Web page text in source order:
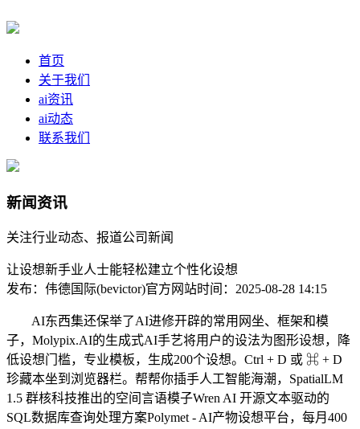
首页
关于我们
ai资讯
ai动态
联系我们
新闻资讯
关注行业动态、报道公司新闻
让设想新手业人士能轻松建立个性化设想
发布：伟德国际(bevictor)官方网站时间：2025-08-28 14:15
AI东西集还保举了AI进修开辟的常用网坐、框架和模
子，Molypix.AI的生成式AI手艺将用户的设法为图形设想，降
低设想门槛，专业模板，生成200个设想。Ctrl + D 或 ⌘ + D
珍藏本坐到浏览器栏。帮帮你插手人工智能海潮，SpatialLM
1.5 群核科技推出的空间言语模子Wren AI 开源文本驱动的
SQL数据库查询处理方案Polymet - AI产物设想平台，每月400